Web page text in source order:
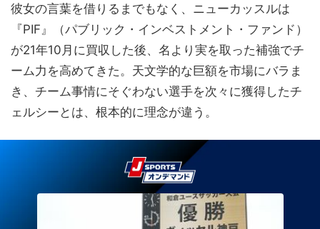
彼女の言葉を借りるまでもなく、ニューカッスルは
『PIF』（パブリック・インベストメント・ファンド）
が21年10月に買収した後、名より実を取った補強でチ
ーム力を高めてきた。天文学的な巨額を市場にバラま
き、チーム事情にそぐわない選手を次々に獲得したチ
ェルシーとは、根本的に理念が違う。